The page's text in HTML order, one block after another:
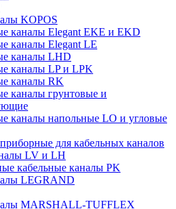
KOPOS
каналы Elegant EKE и EKD
каналы Elegant LE
каналы LHD
каналы LP и LPK
каналы RK
каналы грунтовые и
каналы напольные LO и угловые
для кабельных каналов
LV и LH
кабельные каналы PK
LEGRAND
MARSHALL-TUFFLEX